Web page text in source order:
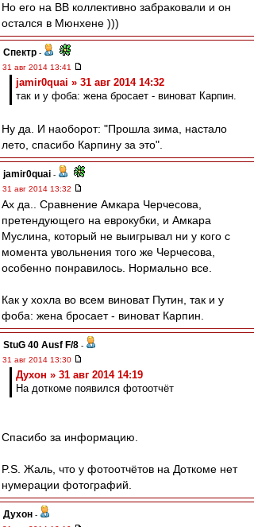
Но его на ВВ коллективно забраковали и он
остался в Мюнхене )))
Спектр -
31 авг 2014 13:41
jamir0quai » 31 авг 2014 14:32
так и у фоба: жена бросает - виноват Карпин.
Ну да. И наоборот: "Прошла зима, настало
лето, спасибо Карпину за это".
jamir0quai -
31 авг 2014 13:32
Ах да.. Сравнение Амкара Черчесова,
претендующего на еврокубки, и Амкара
Муслина, который не выигрывал ни у кого с
момента увольнения того же Черчесова,
особенно понравилось. Нормально все.
Как у хохла во всем виноват Путин, так и у
фоба: жена бросает - виноват Карпин.
StuG 40 Ausf F/8 -
31 авг 2014 13:30
Духон » 31 авг 2014 14:19
На доткоме появился фотоотчёт
Спасибо за информацию.
P.S. Жаль, что у фотоотчётов на Доткоме нет
нумерации фотографий.
Духон -